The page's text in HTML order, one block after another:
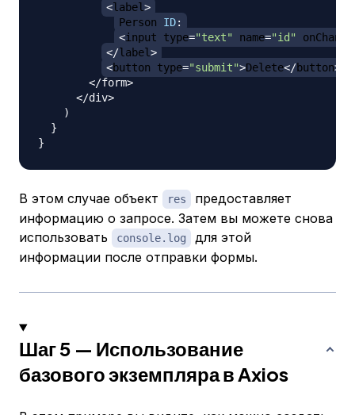
<label>
Person
ID:
<input type="text" name="id" onChange
</label>
<button type="submit">Delete</button>
</form>
</div>
)
}
}
В этом случае объект res
предоставляет
информацию о запросе. Затем вы можете снова
использовать
console.log
для этой
информации после отправки формы.
Шаг 5 — Использование
базового экземпляра в Axios